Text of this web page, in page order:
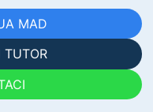
MAD
TUTOR